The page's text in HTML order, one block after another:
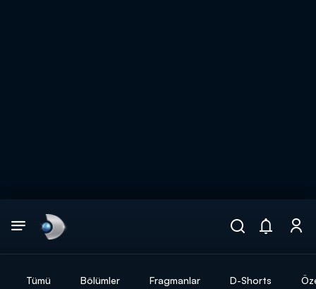
Tümü Bölümler Fragmanlar D-Shorts